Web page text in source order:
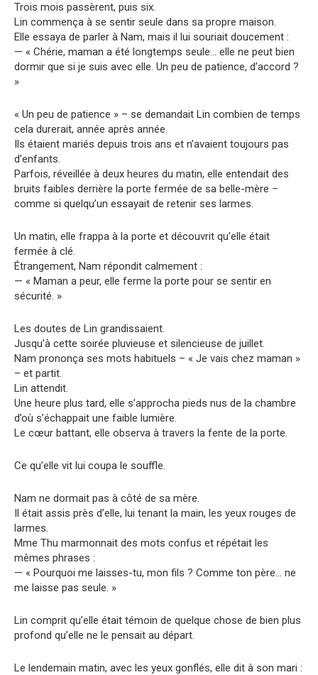
Trois mois passèrent, puis six.
Lin commença à se sentir seule dans sa propre maison.
Elle essaya de parler à Nam, mais il lui souriait doucement :
— « Chérie, maman a été longtemps seule… elle ne peut bien
dormir que si je suis avec elle. Un peu de patience, d’accord ?
»
« Un peu de patience » – se demandait Lin combien de temps
cela durerait, année après année.
Ils étaient mariés depuis trois ans et n’avaient toujours pas
d’enfants.
Parfois, réveillée à deux heures du matin, elle entendait des
bruits faibles derrière la porte fermée de sa belle-mère –
comme si quelqu’un essayait de retenir ses larmes.
Un matin, elle frappa à la porte et découvrit qu’elle était
fermée à clé.
Étrangement, Nam répondit calmement :
— « Maman a peur, elle ferme la porte pour se sentir en
sécurité. »
Les doutes de Lin grandissaient.
Jusqu’à cette soirée pluvieuse et silencieuse de juillet.
Nam prononça ses mots habituels – « Je vais chez maman »
– et partit.
Lin attendit.
Une heure plus tard, elle s’approcha pieds nus de la chambre
d’où s’échappait une faible lumière.
Le cœur battant, elle observa à travers la fente de la porte.
Ce qu’elle vit lui coupa le souffle.
Nam ne dormait pas à côté de sa mère.
Il était assis près d’elle, lui tenant la main, les yeux rouges de
larmes.
Mme Thu marmonnait des mots confus et répétait les
mêmes phrases :
— « Pourquoi me laisses-tu, mon fils ? Comme ton père… ne
me laisse pas seule. »
Lin comprit qu’elle était témoin de quelque chose de bien plus
profond qu’elle ne le pensait au départ.
Le lendemain matin, avec les yeux gonflés, elle dit à son mari :